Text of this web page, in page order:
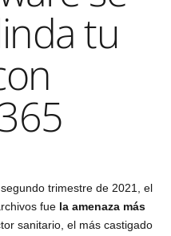
tu
trimestre de 2021, el
fue la amenaza más
sanitario, el más castigado